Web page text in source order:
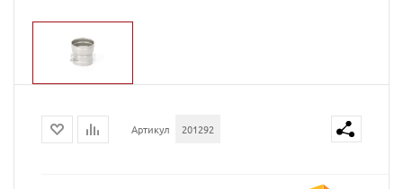
Артикул 201292